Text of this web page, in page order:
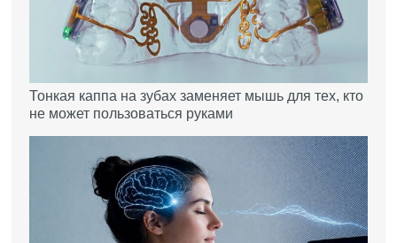
Тонкая каппа на зубах заменяет мышь для тех, кто
не может пользоваться руками